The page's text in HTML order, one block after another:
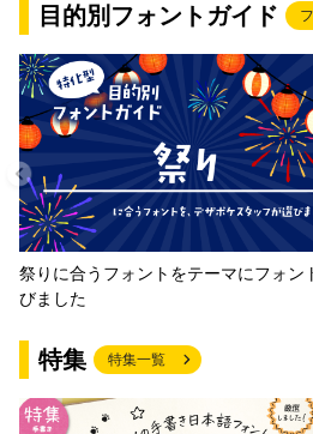
目的別フォントガイド
祭りに合うフォントをテーマにフォン
びました
特集 特集一覧